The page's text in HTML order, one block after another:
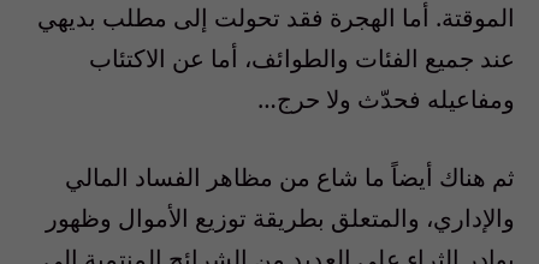
الموقتة. أما الهجرة فقد تحولت إلى مطلب بديهي
عند جميع الفئات والطوائف، أما عن الاكتئاب
ومفاعيله فحدّث ولا حرج…
ثم هناك أيضاً ما شاع من مظاهر الفساد المالي
والإداري، والمتعلق بطريقة توزيع الأموال وظهور